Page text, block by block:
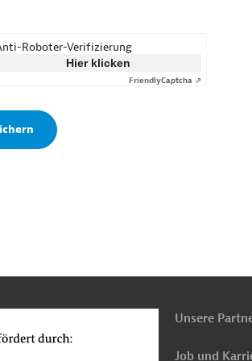
Roboter-Verifizierung
Hier klicken
FriendlyCaptcha ⇗
Unsere
Job und